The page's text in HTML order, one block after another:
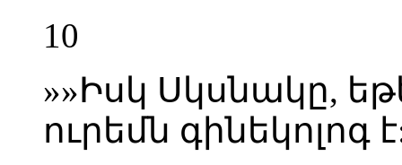
10
»»Իսկ Սկսնակը,
ուրեմն գինեկոլոգ